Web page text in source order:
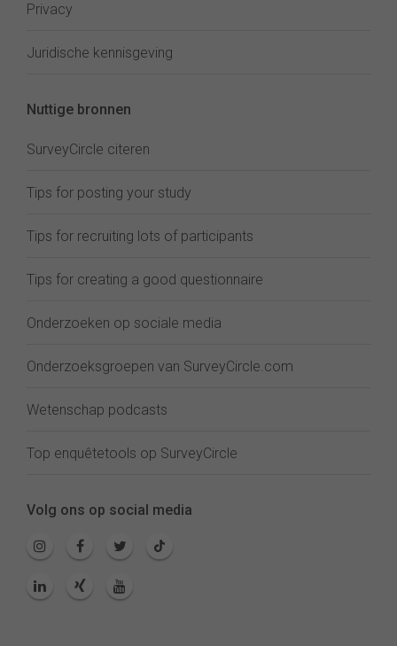
Privacy
Juridische kennisgeving
Nuttige bronnen
SurveyCircle citeren
Tips for posting your study
Tips for recruiting lots of participants
Tips for creating a good questionnaire
Onderzoeken op sociale media
Onderzoeksgroepen van SurveyCircle.com
Wetenschap podcasts
Top enquêtetools op SurveyCircle
Volg ons op social media